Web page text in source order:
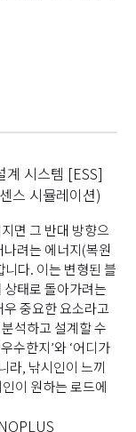
계 시스템 [ESS]
스 시뮬레이션)
면 그 반대 방향으
나려는 에너지(복원
니다. 이는 변형된 블
상태로 돌아가려는
우 중요한 요소라고
석하고 설계할 수
수한지’와 ‘어디가
라, 낚시인이 느끼
이 원하는 로드에